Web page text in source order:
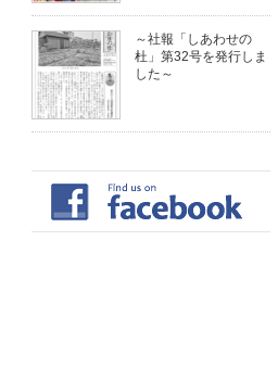
～社報「しあわせの
杜」第32号を発行しま
した～